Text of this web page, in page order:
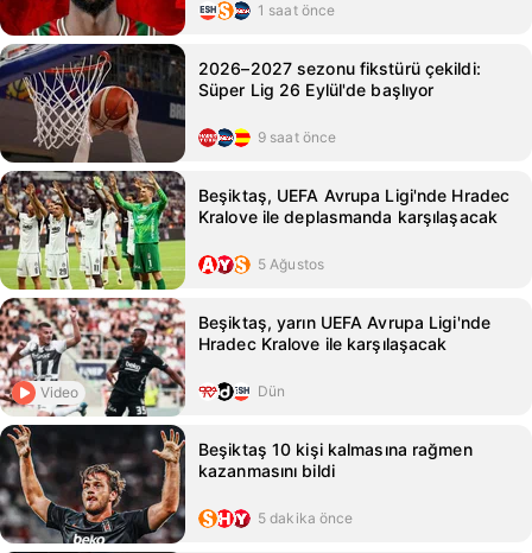
1 saat önce
2026–2027 sezonu fikstürü çekildi:
Süper Lig 26 Eylül'de başlıyor
9 saat önce
Beşiktaş, UEFA Avrupa Ligi'nde Hradec
Kralove ile deplasmanda karşılaşacak
5 Ağustos
Video
Beşiktaş, yarın UEFA Avrupa Ligi'nde
Hradec Kralove ile karşılaşacak
Dün
Beşiktaş 10 kişi kalmasına rağmen
kazanmasını bildi
5 dakika önce